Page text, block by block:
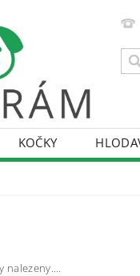
KOČKY
nalezeny....